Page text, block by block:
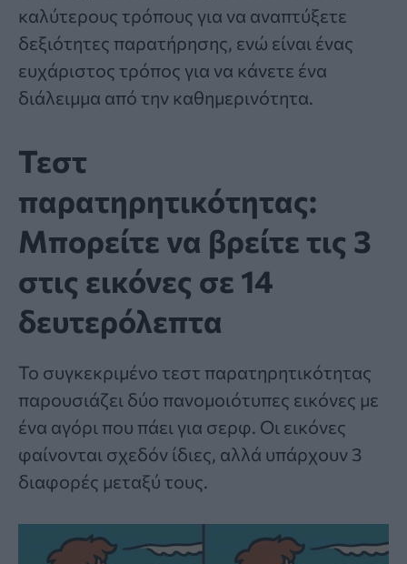
καλύτερους τρόπους για να αναπτύξετε
δεξιότητες παρατήρησης, ενώ είναι ένας
ευχάριστος τρόπος για να κάνετε ένα
διάλειμμα από την καθημερινότητα.
Τεστ
παρατηρητικότητας:
Μπορείτε να βρείτε τις 3
στις εικόνες σε 14
δευτερόλεπτα
Το συγκεκριμένο τεστ παρατηρητικότητας
παρουσιάζει δύο πανομοιότυπες εικόνες με
ένα αγόρι που πάει για σερφ. Οι εικόνες
φαίνονται σχεδόν ίδιες, αλλά υπάρχουν 3
διαφορές μεταξύ τους.